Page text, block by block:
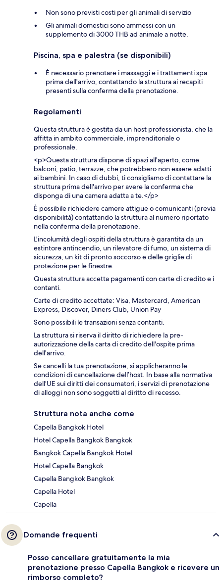
Non sono previsti costi per gli animali di servizio
Gli animali domestici sono ammessi con un
supplemento di 3000 THB ad animale a notte.
Piscina, spa e palestra (se disponibili)
È necessario prenotare i massaggi e i trattamenti spa
prima dell'arrivo, contattando la struttura ai recapiti
presenti sulla conferma della prenotazione.
Regolamenti
Questa struttura è gestita da un host professionista, che la
affitta in ambito commerciale, imprenditoriale o
professionale.
<p>Questa struttura dispone di spazi all'aperto, come
balconi, patio, terrazze, che potrebbero non essere adatti
ai bambini. In caso di dubbi, ti consigliamo di contattare la
struttura prima dell'arrivo per avere la conferma che
disponga di una camera adatta a te.</p>
È possibile richiedere camere attigue o comunicanti (previa
disponibilità) contattando la struttura al numero riportato
nella conferma della prenotazione.
L'incolumità degli ospiti della struttura è garantita da un
estintore antincendio, un rilevatore di fumo, un sistema di
sicurezza, un kit di pronto soccorso e delle griglie di
protezione per le finestre.
Questa struttura accetta pagamenti con carte di credito e i
contanti.
Carte di credito accettate: Visa, Mastercard, American
Express, Discover, Diners Club, Union Pay
Sono possibili le transazioni senza contanti.
La struttura si riserva il diritto di richiedere la pre-
autorizzazione della carta di credito dell'ospite prima
dell'arrivo.
Se cancelli la tua prenotazione, si applicheranno le
condizioni di cancellazione dell’host. In base alla normativa
dell’UE sui diritti dei consumatori, i servizi di prenotazione
di alloggi non sono soggetti al diritto di recesso.
Struttura nota anche come
Capella Bangkok Hotel
Hotel Capella Bangkok Bangkok
Bangkok Capella Bangkok Hotel
Hotel Capella Bangkok
Capella Bangkok Bangkok
Capella Hotel
Capella
Domande frequenti
Posso cancellare gratuitamente la mia
prenotazione presso Capella Bangkok e ricevere un
rimborso completo?